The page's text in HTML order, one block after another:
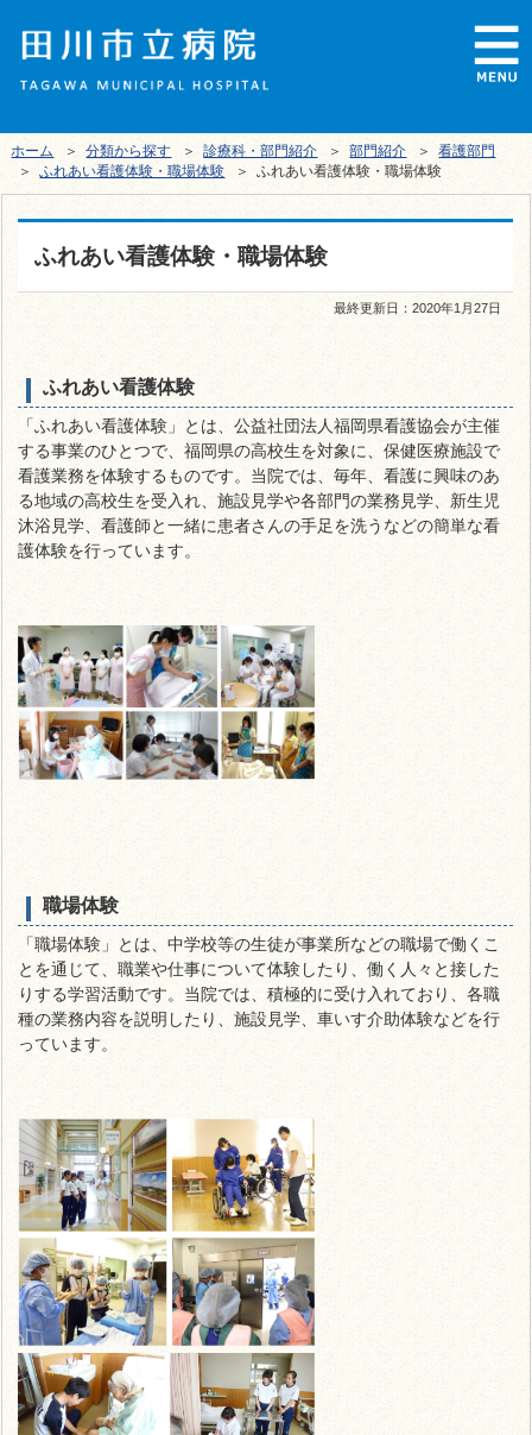
ホーム ＞分類から探す ＞診療科・部門紹介 ＞部門紹介 ＞看護部門
＞ふれあい看護体験・職場体験 ＞ ふれあい看護体験・職場体験
ふれあい看護体験・職場体験
最終更新日：2020年1月27日
ふれあい看護体験
「ふれあい看護体験」とは、公益社団法人福岡県看護協会が主催
する事業のひとつで、福岡県の高校生を対象に、保健医療施設で
看護業務を体験するものです。当院では、毎年、看護に興味のあ
る地域の高校生を受入れ、施設見学や各部門の業務見学、新生児
沐浴見学、看護師と一緒に患者さんの手足を洗うなどの簡単な看
護体験を行っています。
職場体験
「職場体験」とは、中学校等の生徒が事業所などの職場で働くこ
とを通じて、職業や仕事について体験したり、働く人々と接した
りする学習活動です。当院では、積極的に受け入れており、各職
種の業務内容を説明したり、施設見学、車いす介助体験などを行
っています。